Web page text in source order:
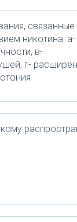
связанные
никотина: а-
в-
г-